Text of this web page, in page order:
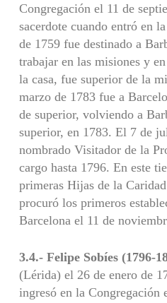
Congregación el 11 de
sacerdote cuando entró en
de 1759 fue destinado a
trabajar en las misiones y
la casa, fue superior de la
marzo de 1783 fue a
de superior, volviendo a
superior, en 1783. El 7 de
nombrado Visitador de la
cargo hasta 1796. En este
primeras Hijas de la
procuró los primeros
Barcelona el 11 de
3.4.- Felipe Sobíes (1796-
(Lérida) el 26 de enero de
ingresó en la Congregación